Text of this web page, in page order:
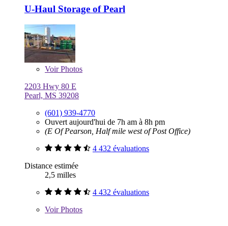
U-Haul Storage of Pearl
VoirPhotos
2203 Hwy 80 E
Pearl, MS 39208
(601) 939-4770
Ouvert aujourd'hui de 7h am à 8h pm
(E Of Pearson, Half mile west of Post Office)
4 432 évaluations
Distance estimée
2,5 milles
4 432 évaluations
VoirPhotos